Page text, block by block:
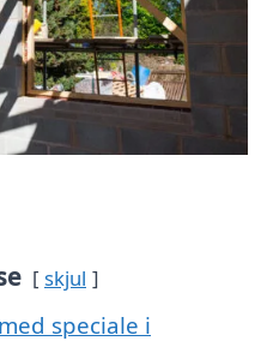
skjul
speciale i